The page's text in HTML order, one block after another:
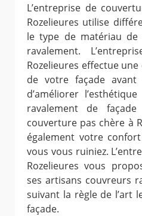
L’entreprise de
Rozelieures utilise
le type de matériau
ravalement.
Rozelieures effectue
de votre façade avant
d’améliorer
ravalement de
couverture pas chère à
également votre
vous vous ruiniez.
Rozelieures vous
ses artisans couvreurs
suivant la règle de l’art
façade.